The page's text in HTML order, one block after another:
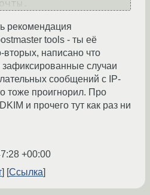
рекомендация
tools - ты её
вторых, написано что
случаи
сообщений с IP-
тоже проигнорил. Про
и прочего тут как раз ни
+00:00
Ссылка